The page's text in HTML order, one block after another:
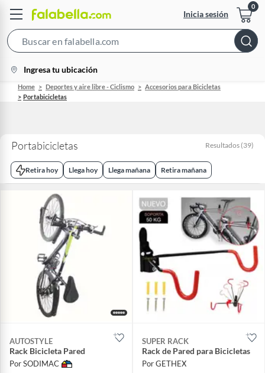
Inicia sesión
Bar
location-
icon
Ingresa tu ubicación
Home Deportes y aire libre - Ciclismo
Accesorios para Bicicletas
Portabicicletas
Portabicicletas Resultados (39)
Retira hoy Llega hoy Llega mañana Retira mañana
AUTOSTYLE
Rack Bicicleta Pared
Por SODIMAC
SUPER RACK
Rack de Pared para Bicicletas
Por GETHEX